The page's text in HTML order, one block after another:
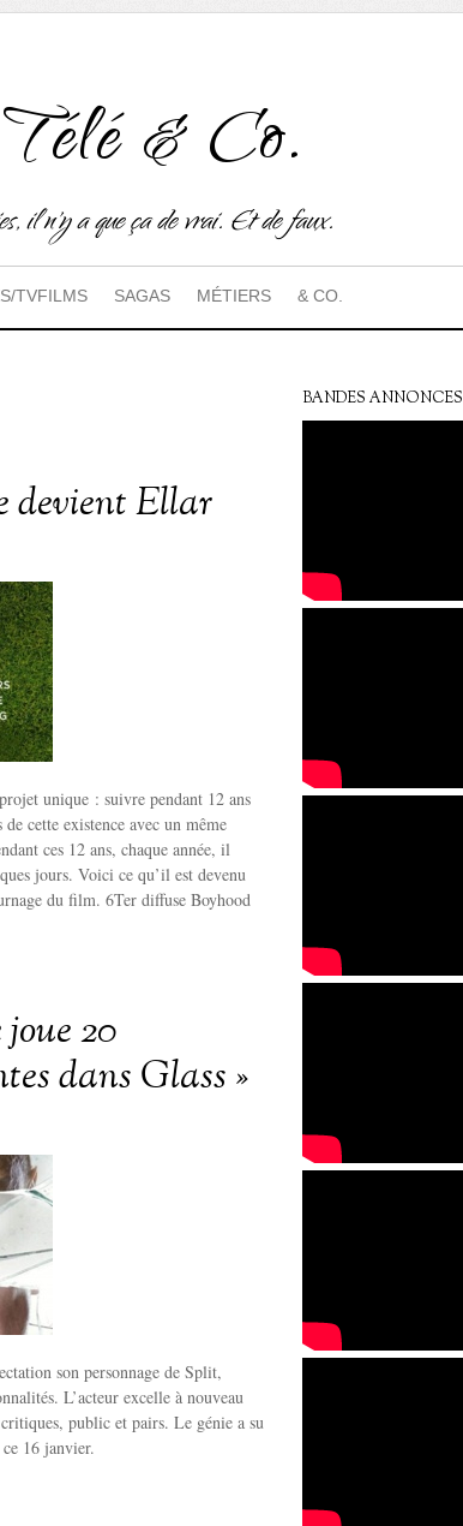
& Co.
il n'y a que ça de vrai. Et de faux.
TVFILMS SAGAS MÉTIERS & CO.
devient Ellar
unique : suivre pendant 12 ans
cette existence avec un même
ces 12 ans, chaque année, il
jours. Voici ce qu’il est devenu
du film. 6Ter diffuse Boyhood
20
dans Glass »
son personnage de Split,
L’acteur excelle à nouveau
public et pairs. Le génie a su
ce 16 janvier.
BANDES ANNONCES